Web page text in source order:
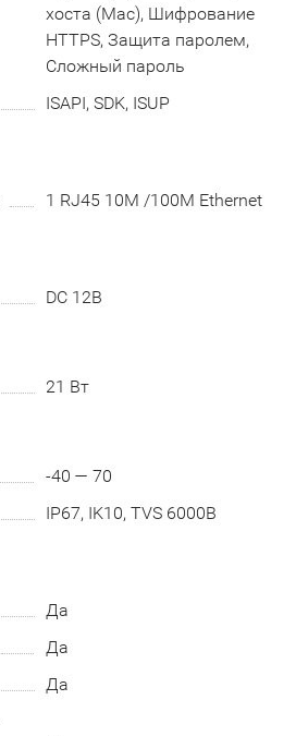
хоста (Mac), Шифрование
HTTPS, Защита паролем,
Сложный пароль
ISAPI, SDK, ISUP
1 RJ45 10M /100M Ethernet
DC 12В
21 Вт
-40 — 70
IP67, IK10, TVS 6000В
Да
Да
Да